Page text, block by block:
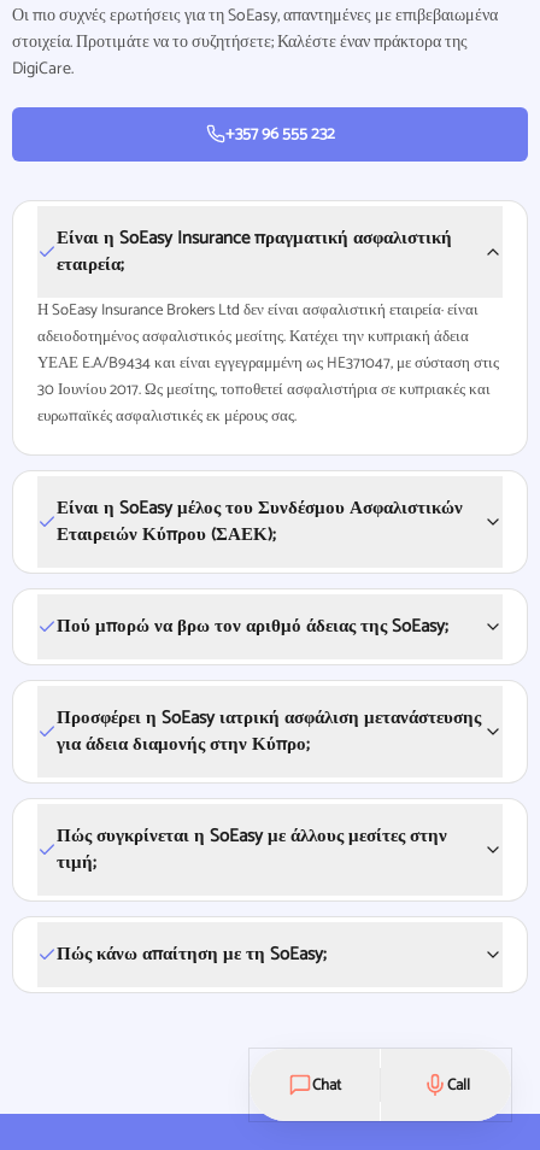
Οι πιο συχνές ερωτήσεις για τη SoEasy, απαντημένες με επιβεβαιωμένα
στοιχεία. Προτιμάτε να το συζητήσετε; Καλέστε έναν πράκτορα της
DigiCare.
+357 96 555 232
Είναι η SoEasy Insurance πραγματική ασφαλιστική
εταιρεία;
Η SoEasy Insurance Brokers Ltd δεν είναι ασφαλιστική εταιρεία· είναι
αδειοδοτημένος ασφαλιστικός μεσίτης. Κατέχει την κυπριακή άδεια
ΥΕΑΕ E.A/B9434 και είναι εγγεγραμμένη ως HE371047, με σύσταση στις
30 Ιουνίου 2017. Ως μεσίτης, τοποθετεί ασφαλιστήρια σε κυπριακές και
ευρωπαϊκές ασφαλιστικές εκ μέρους σας.
Είναι η SoEasy μέλος του Συνδέσμου Ασφαλιστικών
Εταιρειών Κύπρου (ΣΑΕΚ);
Πού μπορώ να βρω τον αριθμό άδειας της SoEasy;
Προσφέρει η SoEasy ιατρική ασφάλιση μετανάστευσης
για άδεια διαμονής στην Κύπρο;
Πώς συγκρίνεται η SoEasy με άλλους μεσίτες στην
τιμή;
Πώς κάνω απαίτηση με τη SoEasy;
Chat Call